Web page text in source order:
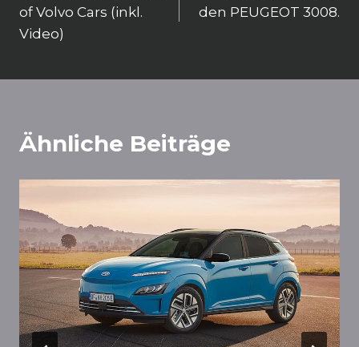
of Volvo Cars (inkl.
Video)
den PEUGEOT 3008.
Ähnliche Beiträge